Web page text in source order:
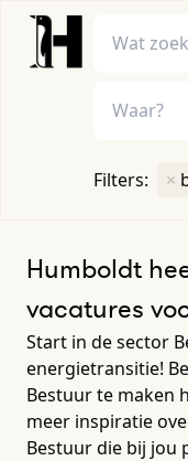
Filters: ×
Humboldt
vacatures
Start in de sector
energietransitie!
Bestuur te maken
meer inspiratie
Bestuur die bij jou